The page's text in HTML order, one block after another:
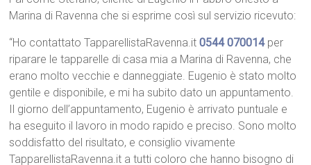
Marina di Ravenna che si esprime così sul servizio ricevuto:
“Ho contattato TapparellistaRavenna.it0544 070014per
riparare le tapparelle di casa mia a Marina di Ravenna, che
erano molto vecchie e danneggiate. Eugenio è stato molto
gentile e disponibile, e mi ha subito dato un appuntamento.
Il giorno dell’appuntamento, Eugenio è arrivato puntuale e
ha eseguito il lavoro in modo rapido e preciso. Sono molto
soddisfatto del risultato, e consiglio vivamente
TapparellistaRavenna.it a tutti coloro che hanno bisogno di